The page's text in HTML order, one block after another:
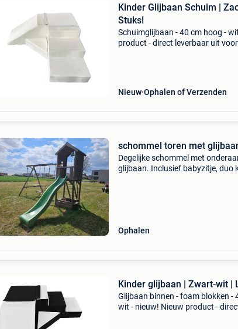
Kinder Glijbaan Schuim |
Stuks!
Schuimglijbaan - 40 cm hoog -
product - direct leverbaar uit
Nieuw Ophalen of Verzenden
schommel toren met
Degelijke schommel met
glijbaan. Inclusief babyzitje, duo
Ophalen
Kinder glijbaan | Zwart-wit |
Glijbaan binnen - foam blokken -
wit - nieuw! Nieuw product -